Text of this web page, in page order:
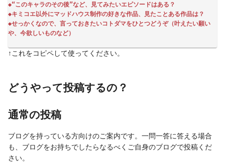
◆“このキャラのその後”など、見てみたいエピソードはある？
◆キミコエ以外にマッドハウス制作の好きな作品、見たことある作品は？
◆せっかくなので、言っておきたいコトダマをひとつどうぞ（叶えたい願い
↑これをコピペして使ってください。
どうやって投稿するの？
通常の投稿
ブログを持っている方向けのご案内です。一問一答に答える場合
も、ブログをお持ちでしたらなるべくご自身のブログで投稿くだ
さい。